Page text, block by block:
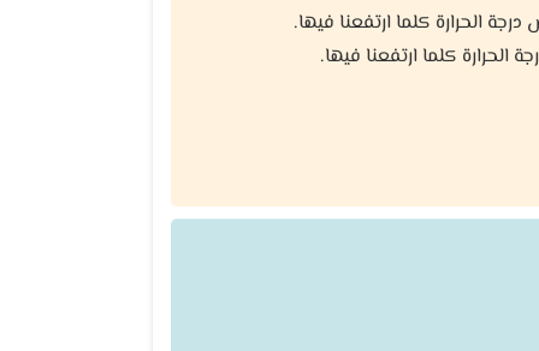
الحرارة كلما ارتفعنا فيها.
كلما ارتفعنا فيها.